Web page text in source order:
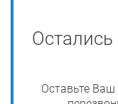
Оставьте